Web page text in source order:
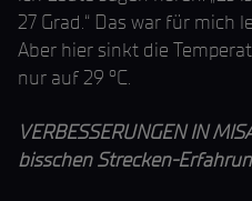
27 Grad.“ Das war für mich
Aber hier sinkt die
nur auf 29 °C.
VERBESSERUNGEN IN
bisschen Strecken-